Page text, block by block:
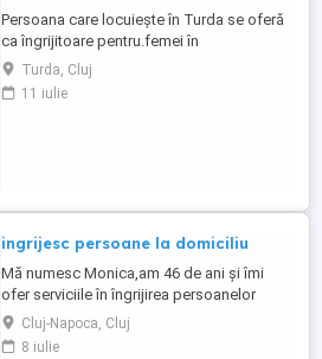
Persoana care locuiește în Turda se oferă
ca îngrijitoare pentru.femei în
varsta(curățenie,făcut
mâncare,cumpărături),doar în Turda
Turda, Cluj
11 iulie
ingrijesc persoane la domiciliu
Mă numesc Monica,am 46 de ani și îmi
ofer serviciile în îngrijirea persoanelor
bolnave sau în vârstă la domiciliul
acestora,fac deplasări cu mașina proprie
Cluj-Napoca, Cluj
8 iulie